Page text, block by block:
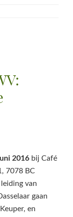
2016 bij Café
7078 BC
van
gaan
en